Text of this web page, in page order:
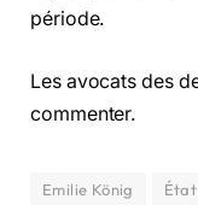
période.
Les avocats des
commenter.
Emilie König